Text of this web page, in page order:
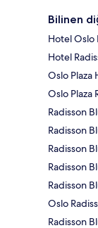
Bilinen
Hotel Oslo
Hotel
Oslo Plaza
Oslo Plaza
Radisson
Radisson
Radisson
Radisson
Radisson
Oslo
Radisson